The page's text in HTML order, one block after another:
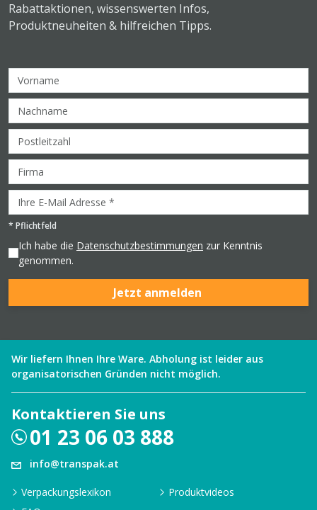
Rabattaktionen, wissenswerten Infos,
Produktneuheiten & hilfreichen Tipps.
* Pflichtfeld
Ich habe die Datenschutzbestimmungen zur Kenntnis
genommen.
Jetzt anmelden
Wir liefern Ihnen Ihre Ware. Abholung ist leider aus
organisatorischen Gründen nicht möglich.
Kontaktieren Sie uns
01 23 06 03 888
info@transpak.at
Verpackungslexikon
Produktvideos